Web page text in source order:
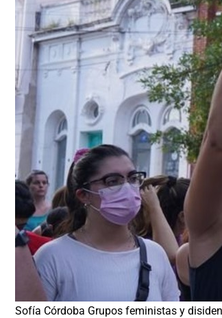
Sofía Córdoba Grupos feministas y